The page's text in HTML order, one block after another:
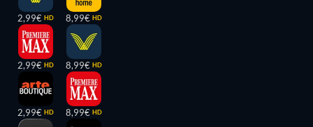
2,99€ HD
2,99€ HD
2,99€ HD
8,99€ HD
8,99€ HD
8,99€ HD